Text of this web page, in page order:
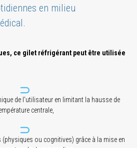
en milieu
ce gilet réfrigérant peut être utilisée
de l’utilisateur en limitant la hausse de
centrale,
ou cognitives) grâce à la mise en